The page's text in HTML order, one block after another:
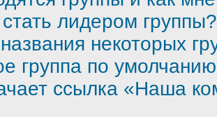
лидером группы?
некоторых
группа по
ссылка «Наша